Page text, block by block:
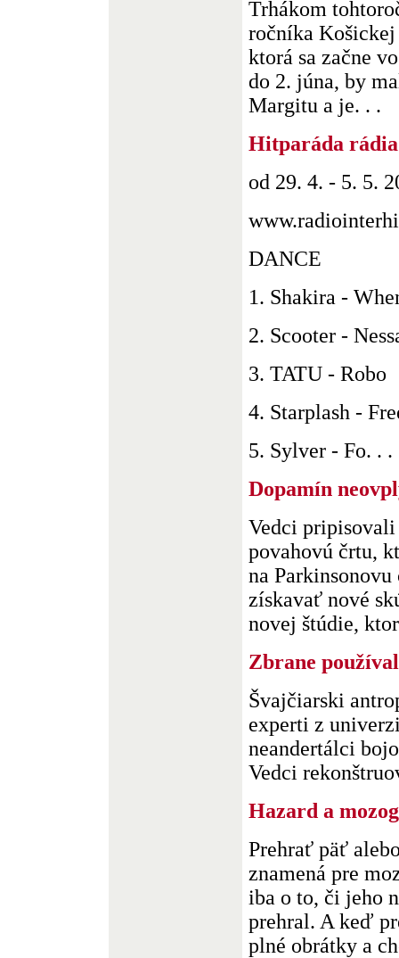
Trhákom
ročníka
ktorá sa začne
do 2. júna, by
Margitu a je. . .
Hitparáda
od 29. 4. - 5. 5.
DANCE
1. Shakira -
2. Scooter -
3. TATU - Robo
4. Starplash -
5. Sylver - Fo. . .
Dopamín
Vedci
povahovú črtu,
na
získavať nové
novej štúdie,
Zbrane
Švajčiarski
experti z
neandertálci
Vedci
Hazard a mozog
Prehrať päť
znamená pre
iba o to, či jeho
prehral. A keď
plné obrátky a